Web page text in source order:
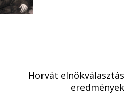
Horvát elnökválasztás
eredmények